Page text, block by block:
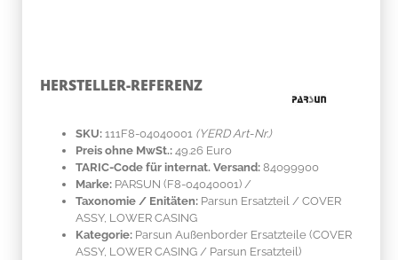
HERSTELLER-REFERENZ
SKU: 111F8-04040001 (YERD Art-Nr.)
Preis ohne MwSt.: 49.26 Euro
TARIC-Code für internat. Versand: 84099900
Marke: PARSUN (F8-04040001) /
Taxonomie / Enitäten: Parsun Ersatzteil / COVER
ASSY, LOWER CASING
Kategorie: Parsun Außenborder Ersatzteile (COVER
ASSY, LOWER CASING / Parsun Ersatzteil)